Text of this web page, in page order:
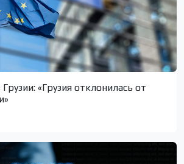
«Грузия отклонилась от